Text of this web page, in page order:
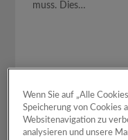
muss. Dies…
Wenn Sie auf „Alle
Speicherung von Cookies
Websitenavigation zu
analysieren und unsere